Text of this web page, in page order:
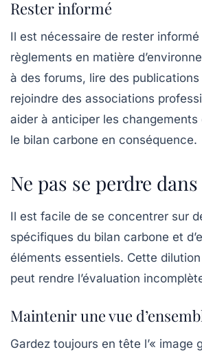
Rester informé
Il est nécessaire de rester
règlements en matière
à des forums, lire des
rejoindre des associations
aider à anticiper les
le bilan carbone en conséquence.
Ne pas se perdre
Il est facile de se concentrer sur
spécifiques du bilan carbone et
éléments essentiels. Cette
peut rendre l’évaluation
Maintenir une vue
Gardez toujours en tête l’« image